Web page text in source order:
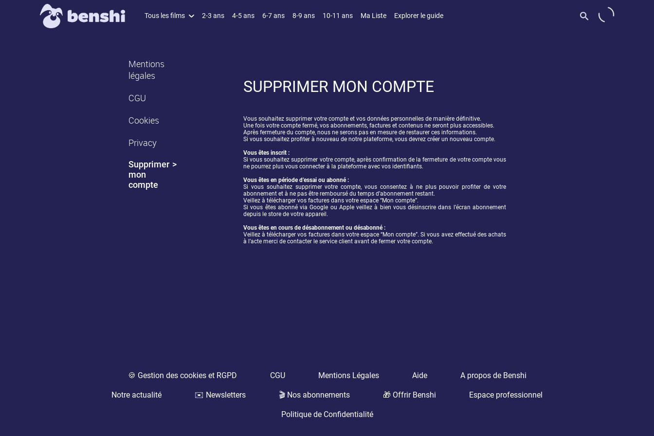
Tous les films 2-3 ans 4-5 ans 6-7 ans 8-9 ans 10-11 ans Ma Liste Explorer le guide
Mentions
légales
CGU
Cookies
Privacy
Supprimer
mon
compte
SUPPRIMER MON COMPTE
Vous souhaitez supprimer votre compte et vos données personnelles de manière définitive.
Une fois votre compte fermé, vos abonnements, factures et contenus ne seront plus accessibles.
Après fermeture du compte, nous ne serons pas en mesure de restaurer ces informations.
Si vous souhaitez profiter à nouveau de notre plateforme, vous devrez créer un nouveau compte.
Vous êtes inscrit :
Si vous souhaitez supprimer votre compte, après confirmation de la fermeture de votre compte vous
ne pourrez plus vous connecter à la plateforme avec vos identifiants.
Vous êtes en période d’essai ou abonné :
Si vous souhaitez supprimer votre compte, vous consentez à ne plus pouvoir profiter de votre
abonnement et à ne pas être remboursé du temps d’abonnement restant.
Veillez à télécharger vos factures dans votre espace “Mon compte”.
Si vous êtes abonné via Google ou Apple veillez à bien vous désinscrire dans l’écran abonnement
depuis le store de votre appareil.
Vous êtes en cours de désabonnement ou désabonné :
Veillez à télécharger vos factures dans votre espace “Mon compte”. Si vous avez effectué des achats
à l’acte merci de contacter le service client avant de fermer votre compte.
🍪 Gestion des cookies et RGPD CGU Mentions Légales Aide A propos de Benshi
Notre actualité ✉️ Newsletters 🎬 Nos abonnements 🎁 Offrir Benshi Espace professionnel
Politique de Confidentialité